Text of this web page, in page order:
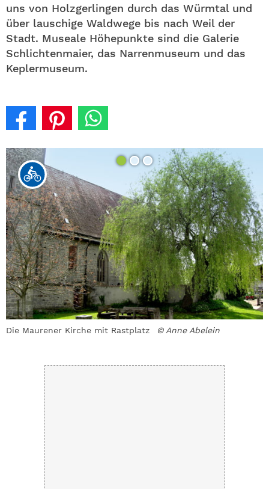
uns von Holzgerlingen durch das Würmtal und
über lauschige Waldwege bis nach Weil der
Stadt. Museale Höhepunkte sind die Galerie
Schlichtenmaier, das Narrenmuseum und das
Keplermuseum.
Die Maurener Kirche mit ­Rastplatz © Anne Abelein